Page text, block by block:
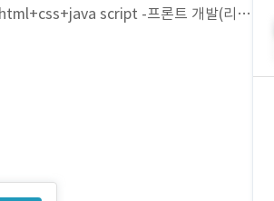
script -프론트 개발(리액